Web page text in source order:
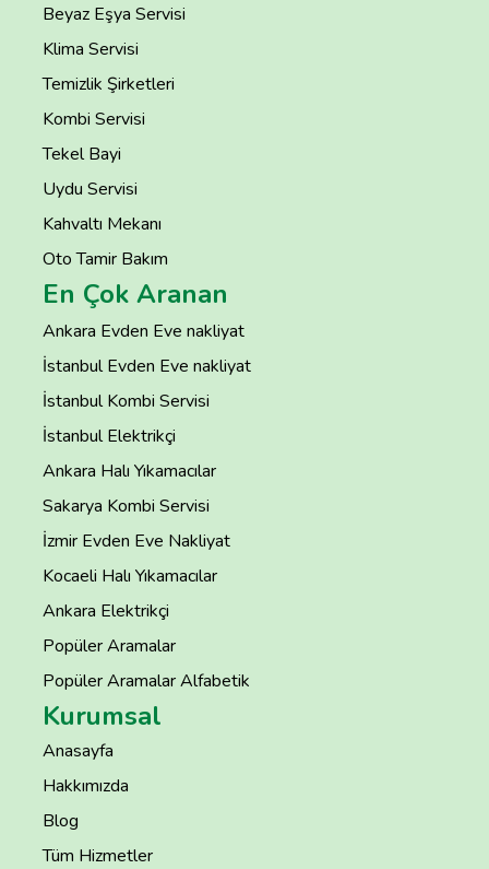
Beyaz Eşya Servisi
Klima Servisi
Temizlik Şirketleri
Kombi Servisi
Tekel Bayi
Uydu Servisi
Kahvaltı Mekanı
Oto Tamir Bakım
En Çok Aranan
Ankara Evden Eve nakliyat
İstanbul Evden Eve nakliyat
İstanbul Kombi Servisi
İstanbul Elektrikçi
Ankara Halı Yıkamacılar
Sakarya Kombi Servisi
İzmir Evden Eve Nakliyat
Kocaeli Halı Yıkamacılar
Ankara Elektrikçi
Popüler Aramalar
Popüler Aramalar Alfabetik
Kurumsal
Anasayfa
Hakkımızda
Blog
Tüm Hizmetler